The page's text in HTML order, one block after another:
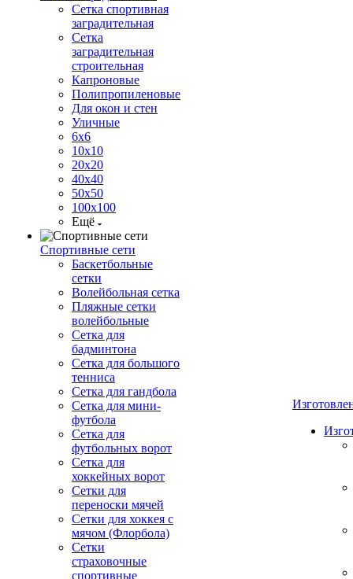
Сетка спортивная
заградительная
Сетка
заградительная
строительная
Капроновые
Полипропиленовые
Для окон и стен
Уличные
6х6
10х10
20х20
40х40
50х50
100х100
Ещё
Спортивные сети
Баскетбольные
сетки
Волейбольная сетка
Пляжные сетки
волейбольные
Сетка для
бадминтона
Сетка для большого
тенниса
Сетка для гандбола
Сетка для мини-
футбола
Сетка для
футбольных ворот
Сетка для
хоккейных ворот
Сетки для
переноски мячей
Сетки для хоккея с
мячом (Флорбола)
Сетки
страховочные
спортивные